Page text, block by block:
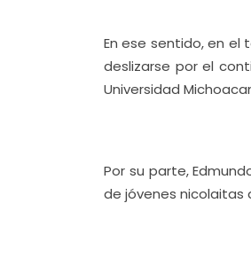
En ese sentido, en el
deslizarse por el
Universidad
Por su parte,
de jóvenes nicolaitas